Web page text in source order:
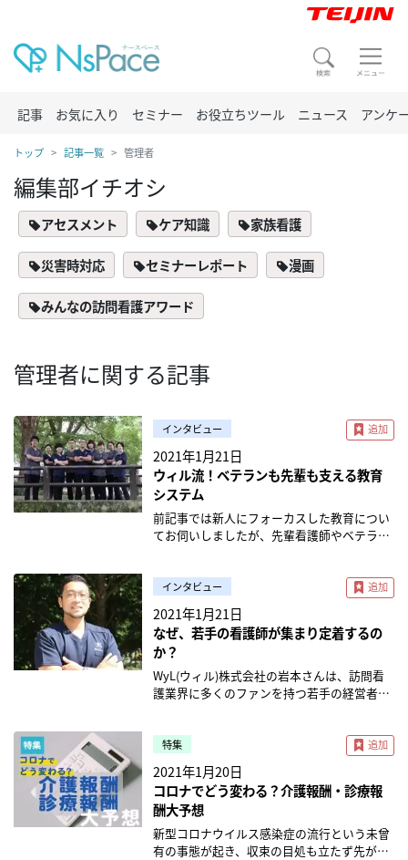
記事 お気に入り セミナー お役立ちツール ニュース アンケ
トップ 記事一覧 管理者
編集部イチオシ
アセスメント ケア知識 家族看護
災害時対応 セミナーレポート 漫画
みんなの訪問看護アワード
管理者に関する記事
インタビュー
2021年1月21日
ウィル流！ベテランも先輩も支える教育
システム
前記事では新人にフォーカスした教育につい
てお伺いしましたが、先輩看護師やベテラン
見て、背中を押してくれる「看護ラダー」や
「交換留学」はどんなものなのでしょうか。
岩本さんに、引き続きお話を伺っていきま
す。 独自の教育プログラム 岩本： 多くの臨
床現場で基本とされているベナーの「臨床看
護実践における５つの能力レベル」と、訪問
看護師して私たちが必要だと考えている要素
あっても訪問看護が初めてであれば、ラダー
１から始まります。 ラダーの考え方は、タス
クベースではなく、「個人と組織の2軸に対
する影響範囲」と考えていただくとわかりや
すいと思います。 ■個人への影響範囲 「目の
前の患者さんに対して良いケアを直接行っ
た」というのは対個人への影響です。このラ
インタビュー
2021年1月21日
なぜ、若手の看護師が集まり定着するの
か？
WyL(ウィル)株式会社の岩本さんは、訪問看
護業界に多くのファンを持つ若手の経営者で
支えているそうです。 「やる気があるならた
めらわずに、若手からでも訪問看護はやるべ
き」を裏付ける採用、教育方針とはどんなも
のでしょうか。 スタッフの構成 岩本： 私た
ちの利用者さんは医療依存度が高い方が多い
ため、24時間365日営業を基本としていま
す。病院では、看護師は夜勤がつきものです
特集
2021年1月20日
コロナでどう変わる？介護報酬・診療報
酬大予想
新型コロナウイルス感染症の流行という未曾
有の事態が起き、収束の目処も立たず先が見